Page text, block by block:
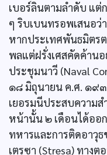
เบอร์ลินตามลำดับ แต่
ๆ ริบเบนทรอพเสนอว่
หากประเทศพันธมิตร
พลแต่ฝรั่งเศสคัดค้านอ
ประชุมนาวี (Naval
๑๘ มิถุนายน ค.ศ. ๑๙
เยอรมนีประสบความ
หน้านั้น ๒ เดือนได้ออ
ทหารและการติดอาวุ
เตรซา (Stresa) ทาง